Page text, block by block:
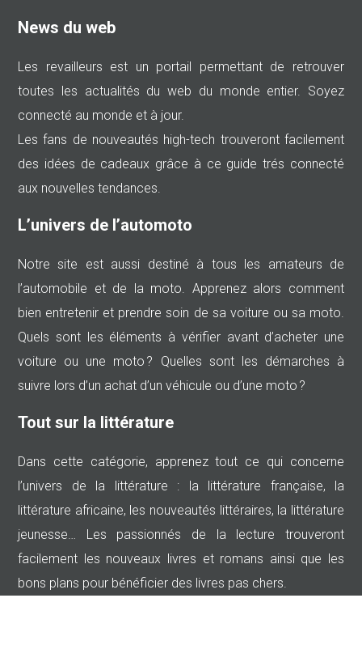
News du web
Les revailleurs est un portail permettant de retrouver
toutes les actualités du web du monde entier. Soyez
connecté au monde et à jour.
Les fans de nouveautés high-tech trouveront facilement
des idées de cadeaux grâce à ce guide trés connecté
aux nouvelles tendances.
L’univers de l’automoto
Notre site est aussi destiné à tous les amateurs de
l’automobile et de la moto. Apprenez alors comment
bien entretenir et prendre soin de sa voiture ou sa moto.
Quels sont les éléments à vérifier avant d’acheter une
voiture ou une moto ? Quelles sont les démarches à
suivre lors d’un achat d’un véhicule ou d’une moto ?
Tout sur la littérature
Dans cette catégorie, apprenez tout ce qui concerne
l’univers de la littérature : la littérature française, la
littérature africaine, les nouveautés littéraires, la littérature
jeunesse… Les passionnés de la lecture trouveront
facilement les nouveaux livres et romans ainsi que les
bons plans pour bénéficier des livres pas chers.